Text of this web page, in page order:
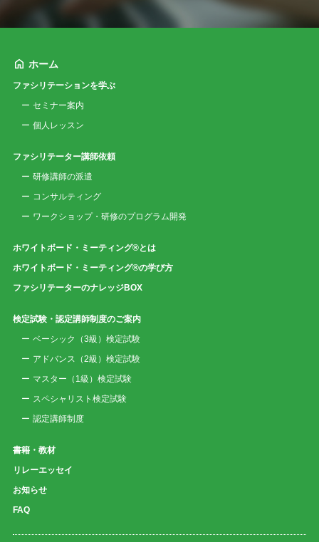
ホーム
ファシリテーションを学ぶ
セミナー案内
個人レッスン
ファシリテーター講師依頼
研修講師の派遣
コンサルティング
ワークショップ・研修のプログラム開発
ホワイトボード・ミーティング®とは
ホワイトボード・ミーティング®の学び方
ファシリテーターのナレッジBOX
検定試験・認定講師制度のご案内
ベーシック（3級）検定試験
アドバンス（2級）検定試験
マスター（1級）検定試験
スペシャリスト検定試験
認定講師制度
書籍・教材
リレーエッセイ
お知らせ
FAQ